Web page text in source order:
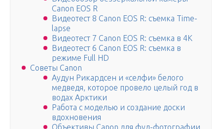
Canon EOS R
Видеотест 8 Canon EOS R: съемка Time-
lapse
Видеотест 7 Canon EOS R: съемка в 4К
Видеотест 6 Canon EOS R: съемка в
режиме Full HD
Советы Canon
Аудун Рикардсен и «селфи» белого
медведя, которое провело целый год в
водах Арктики
Работа с моделью и создание доски
вдохновения
Объективы Canon для фуд-фотографии